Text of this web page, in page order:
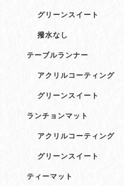
グリーンスイート
撥水なし
テーブルランナー
アクリルコーティング
グリーンスイート
ランチョンマット
アクリルコーティング
グリーンスイート
ティーマット